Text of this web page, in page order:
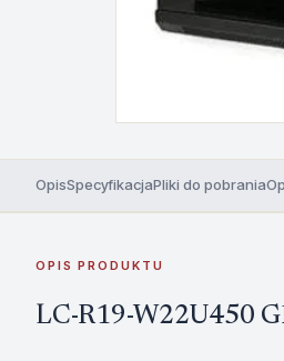
OpisSpecyfikacjaPliki do pobrania
OPIS PRODUKTU
LC-R19-W22U450